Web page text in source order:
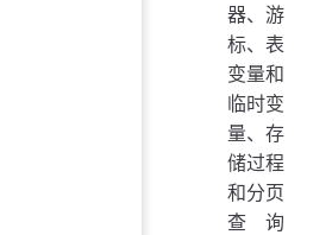
器、游
标、表
变量和
临时变
量、存
储过程
和分页
查询